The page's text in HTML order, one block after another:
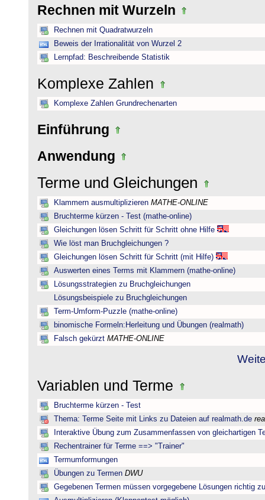
Rechnen mit Wurzeln
Rechnen mit Quadratwurzeln
Beweis der Irrationalität von Wurzel 2
Lernpfad: Beschreibende Statistik
Komplexe Zahlen
Komplexe Zahlen Grundrechenarten
Einführung
Anwendung
Terme und Gleichungen
Klammern ausmultiplizieren MATHE-ONLINE
Bruchterme kürzen - Test (mathe-online)
Gleichungen lösen Schritt für Schritt ohne Hilfe
Wie löst man Bruchgleichungen ?
Gleichungen lösen Schritt für Schritt (mit Hilfe)
Auswerten eines Terms mit Klammern (mathe-online)
Lösungsstrategien zu Bruchgleichungen
Lösungsbeispiele zu Bruchgleichungen
Term-Umform-Puzzle (mathe-online)
binomische Formeln:Herleitung und Übungen (realmath)
Falsch gekürzt MATHE-ONLINE
Variablen und Terme
Bruchterme kürzen - Test
Thema: Terme Seite mit Links zu Dateien auf realmath.de
Interaktive Übung zum Zusammenfassen von gleichartigen
Rechentrainer für Terme ==> "Trainer"
Termumformungen
Übungen zu Termen DWU
Gegebenen Termen müssen vorgegebene Lösungen richtig